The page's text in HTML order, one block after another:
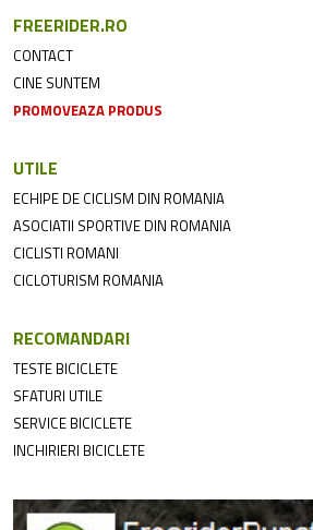
FREERIDER.RO
CONTACT
CINE SUNTEM
PROMOVEAZA PRODUS
UTILE
ECHIPE DE CICLISM DIN ROMANIA
ASOCIATII SPORTIVE DIN ROMANIA
CICLISTI ROMANI
CICLOTURISM ROMANIA
RECOMANDARI
TESTE BICICLETE
SFATURI UTILE
SERVICE BICICLETE
INCHIRIERI BICICLETE